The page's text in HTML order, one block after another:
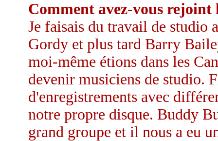
Comment avez-vous
Je faisais du travail de studio
Gordy et plus tard Barry
moi-même étions dans les
devenir musiciens de studio.
d'enregistrements avec
notre propre disque. Buddy
grand groupe et il nous a eu